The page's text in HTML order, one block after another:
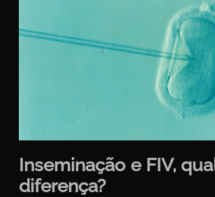
Inseminação e FIV,
diferença?